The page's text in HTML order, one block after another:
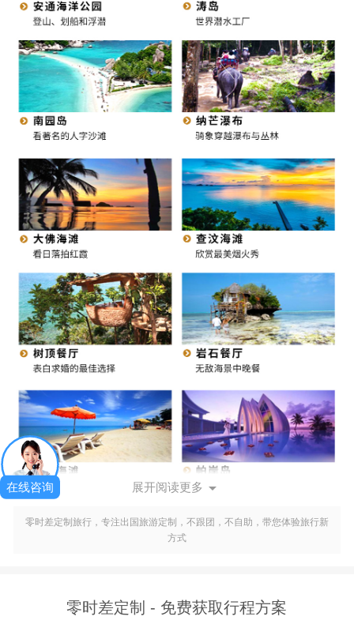
展开阅读更多 
零时差定制旅行，专注出国旅游定制，不跟团，不自助，带您体验旅行新
方式
零时差定制 - 免费获取行程方案
在线咨询